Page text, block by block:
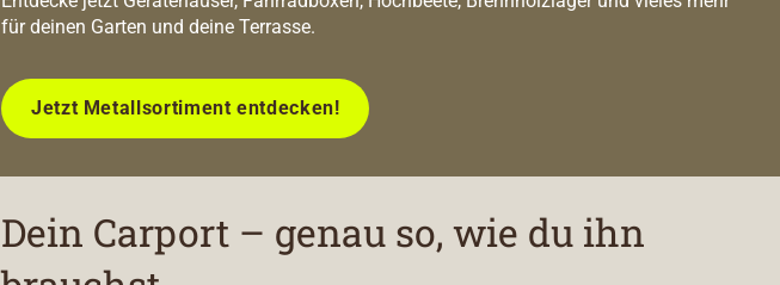
für deinen Garten und deine Terrasse.
Jetzt Metallsortiment entdecken!
Dein Carport – genau so, wie du ihn